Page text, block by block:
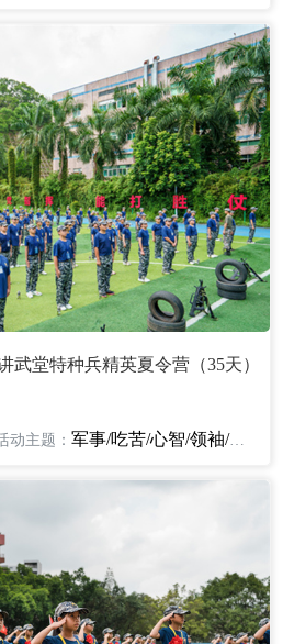
武堂特种兵精英夏令营（35天）
动主题：军事/吃苦/心智/领袖/励志